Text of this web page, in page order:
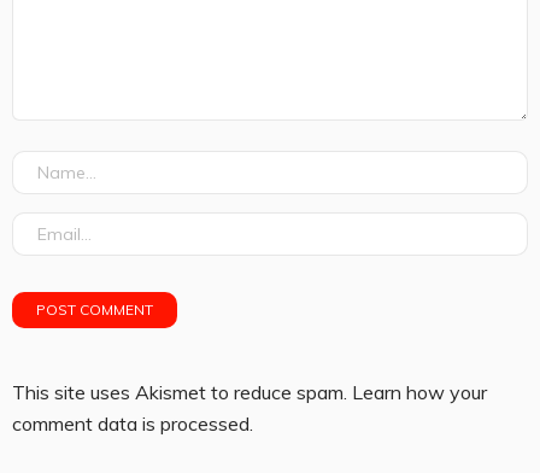
This site uses Akismet to reduce spam. Learn how your
comment data is processed.